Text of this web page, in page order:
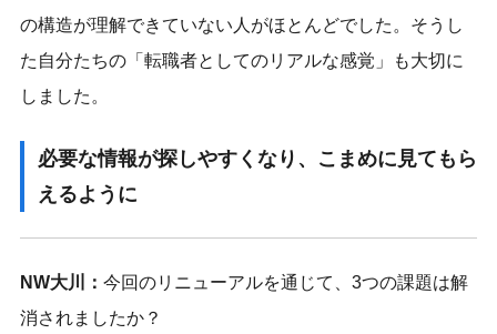
の構造が理解できていない人がほとんどでした。そうし
た自分たちの「転職者としてのリアルな感覚」も大切に
しました。
必要な情報が探しやすくなり、こまめに見てもら
えるように
NW大川： 今回のリニューアルを通じて、3つの課題は解
消されましたか？